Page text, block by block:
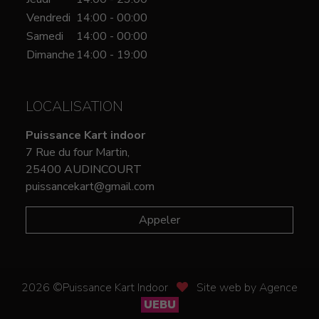
Vendredi 14:00 - 00:00
Samedi
14:00 - 00:00
Dimanche 14:00 - 19:00
LOCALISATION
Puissance Kart indoor
7 Rue du four Martin,
25400 AUDINCOURT
puissancekart@gmail.com
Appeler
2026 ©Puissance Kart Indoor
Site web by Agence
UEBU